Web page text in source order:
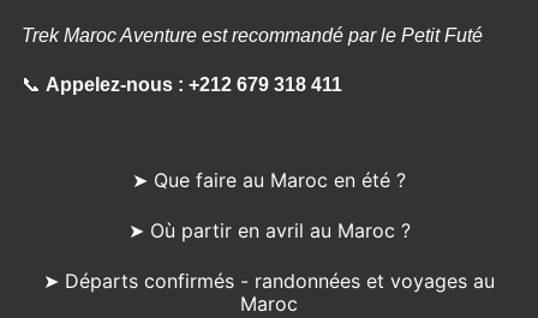
Trek Maroc Aventure est recommandé par le Petit Futé
📞 Appelez-nous : +212 679 318 411
➤ Que faire au Maroc en été ?
➤ Où partir en avril au Maroc ?
➤ Départs confirmés - randonnées et voyages au
Maroc